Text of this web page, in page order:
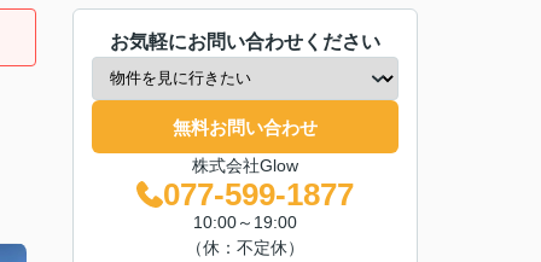
お気軽にお問い合わせください
無料お問い合わせ
株式会社Glow
077-599-1877
10:00～19:00
（休：不定休）